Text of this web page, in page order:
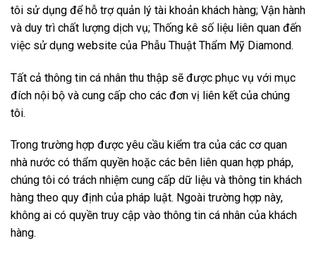
tôi sử dụng để hỗ trợ quản lý tài khoản khách hàng; Vận hành
và duy trì chất lượng dịch vụ; Thống kê số liệu liên quan đến
việc sử dụng website của Phẫu Thuật Thẩm Mỹ Diamond.
Tất cả thông tin cá nhân thu thập sẽ được phục vụ với mục
đích nội bộ và cung cấp cho các đơn vị liên kết của chúng
tôi.
Trong trường hợp được yêu cầu kiểm tra của các cơ quan
nhà nước có thẩm quyền hoặc các bên liên quan hợp pháp,
chúng tôi có trách nhiệm cung cấp dữ liệu và thông tin khách
hàng theo quy định của pháp luật. Ngoài trường hợp này,
không ai có quyền truy cập vào thông tin cá nhân của khách
hàng.